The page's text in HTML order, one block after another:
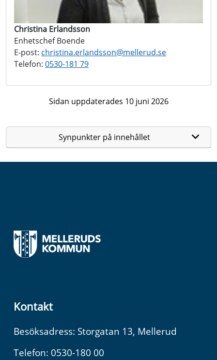
Christina Erlandsson
Enhetschef Boende
E-post: christina.erlandsson@mellerud.se
Telefon: 0530-181 79
Sidan uppdaterades 10 juni 2026
Synpunkter på innehållet
Kontakt
Besöksadress: Storgatan 13, Mellerud
Telefon: 0530-180 00